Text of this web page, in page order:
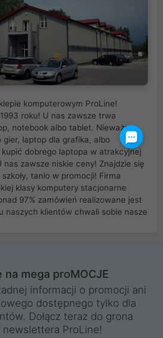
komputerowym ProLine!
roku! U nas zawsze trwa
notebook albo tablet. Nieważne
laptop dla grafika, albo
dobrego laptopa w atrakcyjnej
zawsze niskie ceny! Znajdzie się
tanio w promocji! Firma
klasy komputery stacjonarne
97% zamówień realizowane jest
naszych klientów chwali sobie nasze
Katowice, Gliwice, Kalisz, Bytom,
i profesjonalna obsługa!
100% polskim kapitałem. Działamy
w naszym kraju! Posiadamy siedzibę
salony na terenie kraju. Cała
na mega proMOCJE
informacji o promocji ani
dostępnego tylko dla
Dołącz teraz do grona
ProLine!